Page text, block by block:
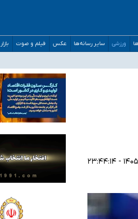
ورزشی سایر رسانه‌ها عکس فیلم و صوت بازار
در دبی متناسب با شرایط جدید تصمیم‌گیری می‌شود